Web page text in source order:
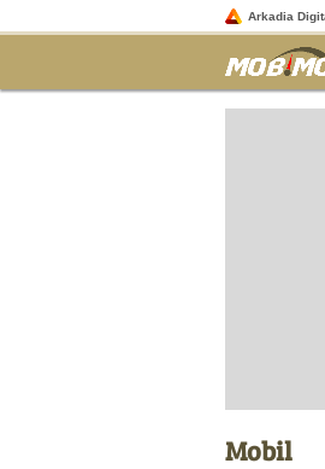
Arkadia
Mobil